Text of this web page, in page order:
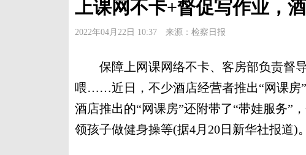
上课网不卡+督促写作业，
2022年04月22日 10:37 来源：检察日报
保障上网课网络不卡、客房部负责督
喂……近日，不少酒店经营者推出“网课房
酒店推出的“网课房”还附带了“带娃服务”
领孩子做健身操等(据4月20日新华社报道)。